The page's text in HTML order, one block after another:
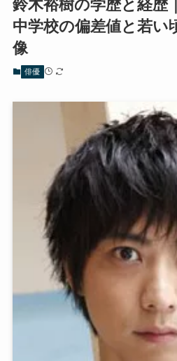
鈴木裕樹の学歴と経歴
中学校の偏差値と若い
像
俳優